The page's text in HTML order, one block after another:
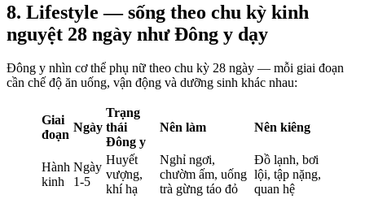
8. Lifestyle — sống theo chu kỳ kinh
nguyệt 28 ngày như Đông y dạy
Đông y nhìn cơ thể phụ nữ theo chu kỳ 28 ngày — mỗi giai đoạn
cần chế độ ăn uống, vận động và dưỡng sinh khác nhau:
Giai
đoạn
Ngày
Trạng
thái
Đông y
Nên làm Nên kiêng
Hành
kinh
Ngày
1-5
Huyết
vượng,
khí hạ
Nghỉ ngơi,
chườm ấm, uống
trà gừng táo đỏ
Đồ lạnh, bơi
lội, tập nặng,
quan hệ